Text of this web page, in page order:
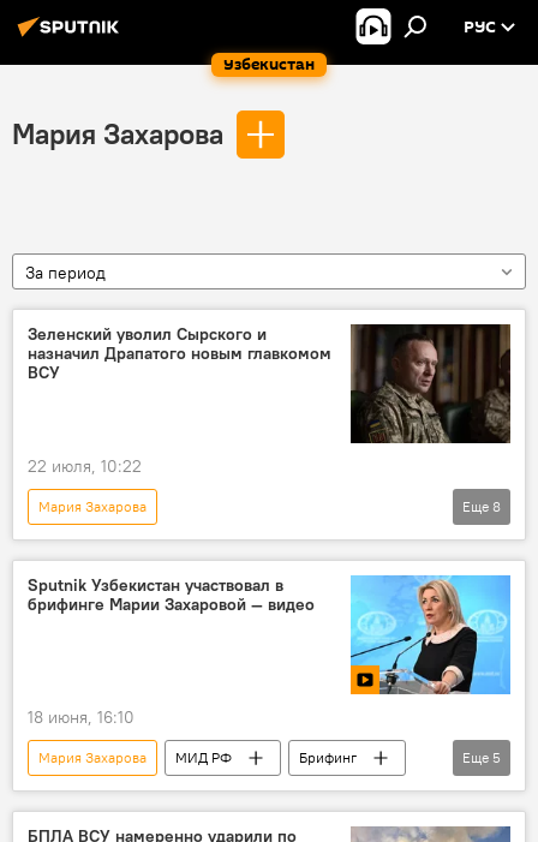
Узбекистан
РУС
Мария Захарова
За период
Зеленский уволил Сырского и
назначил Драпатого новым главкомом
ВСУ
22 июля, 10:22
Мария Захарова
Спецоперация России по защите Донбасса
В мире
Владимир Зеленский
назначения
ВСУ
Украина
Еще 8
Sputnik Узбекистан участвовал в
брифинге Марии Захаровой — видео
18 июня, 16:10
Мария Захарова МИД РФ
Брифинг
внешняя политика
Sputnik
Узбекистан
журналисты Видео
Еще 5
БПЛА ВСУ намеренно ударили по